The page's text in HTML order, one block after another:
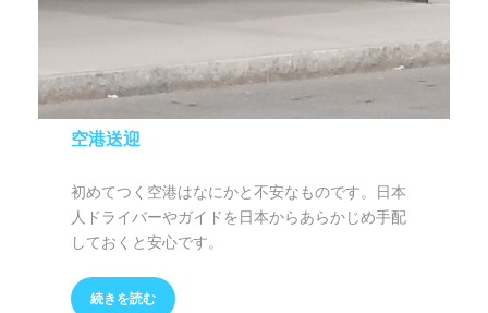
空港送迎
初めてつく空港はなにかと不安なものです。日本
人ドライバーやガイドを日本からあらかじめ手配
しておくと安心です。
続きを読む